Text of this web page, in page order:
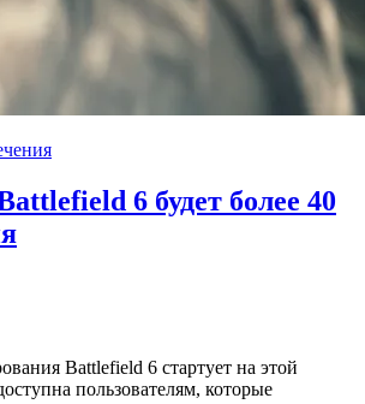
6 будет более 40
Battlefield 6 стартует на этой
пользователям, которые